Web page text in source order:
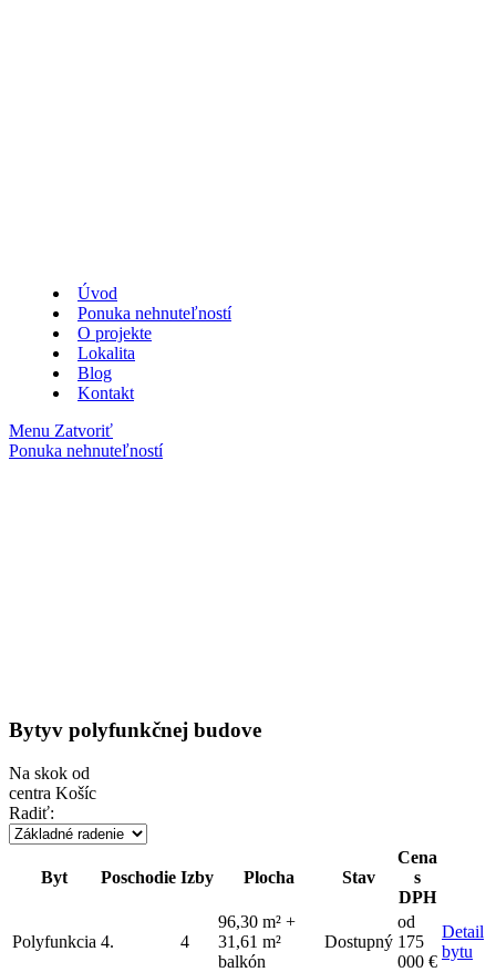
Úvod
Ponuka nehnuteľností
O projekte
Lokalita
Blog
Kontakt
Menu Zatvoriť
Ponuka nehnuteľností
Bytyv polyfunkčnej budove
Na skok od
centra Košíc
Radiť:
Byt Poschodie Izby Plocha Stav
Cena
s
DPH
Polyfunkcia 4. 4
96,30 m² +
31,61 m²
balkón
Dostupný
od
175
000 €
Detail
bytu